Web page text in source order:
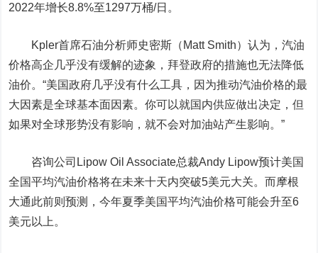
2022年增长8.8%至1297万桶/日。
Kpler首席石油分析师史密斯（Matt Smith）认为，汽油
价格高企几乎没有缓解的迹象，拜登政府的措施也无法降低
油价。“美国政府几乎没有什么工具，因为推动汽油价格的最
大因素是全球基本面因素。你可以就国内供应做出决定，但
如果对全球形势没有影响，就不会对加油站产生影响。”
咨询公司Lipow Oil Associate总裁Andy Lipow预计美国
全国平均汽油价格将在未来十天内突破5美元大关。而摩根
大通此前则预测，今年夏季美国平均汽油价格可能会升至6
美元以上。